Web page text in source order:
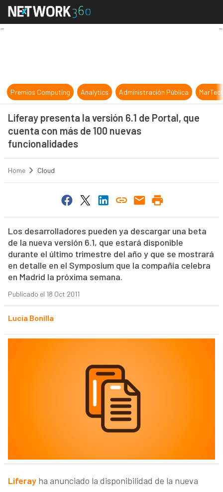
Liferay presenta la versión 6.1 de
Premios Computing Analytics Administración Pública
Liferay presenta la versión 6.1 de Portal, que
cuenta con más de 100 nuevas
funcionalidades
Home Cloud
Los desarrolladores pueden ya descargar una beta
de la nueva versión 6.1, que estará disponible
durante el último trimestre del año y que se mostrará
en detalle en el Symposium que la compañía celebra
en Madrid la próxima semana.
Publicado el 18 Oct 2011
Lucía Bonilla
Liferayha anunciado la disponibilidad de la nueva